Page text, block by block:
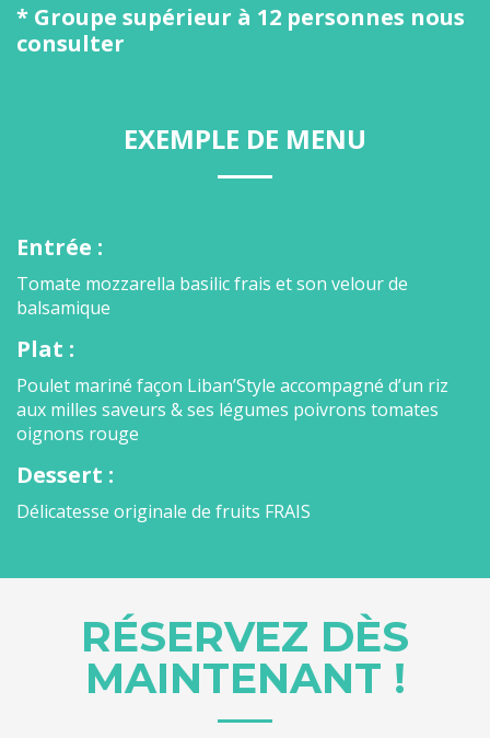
* Groupe supérieur à 12 personnes nous
consulter
EXEMPLE DE MENU
Entrée :
Tomate mozzarella basilic frais et son velour de
balsamique
Plat :
Poulet mariné façon Liban’Style accompagné d’un riz
aux milles saveurs & ses légumes poivrons tomates
oignons rouge
Dessert :
Délicatesse originale de fruits FRAIS
RÉSERVEZ DÈS
MAINTENANT !